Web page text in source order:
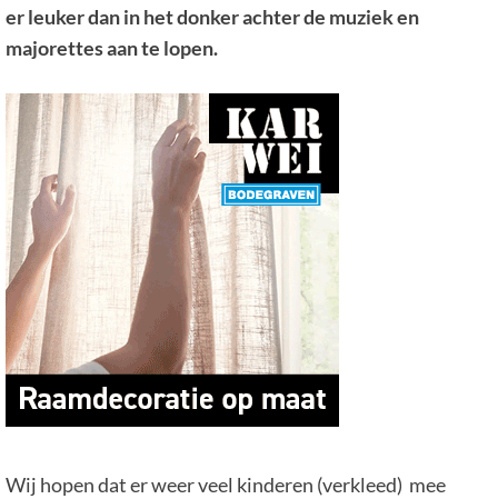
er leuker dan in het donker achter de muziek en
majorettes aan te lopen.
Wij hopen dat er weer veel kinderen (verkleed) mee